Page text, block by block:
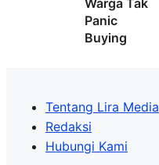
Warga Tak
Panic
Buying
Tentang Lira Media
Redaksi
Hubungi Kami